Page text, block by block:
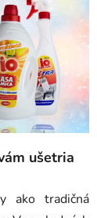
ušetria
ako tradičná